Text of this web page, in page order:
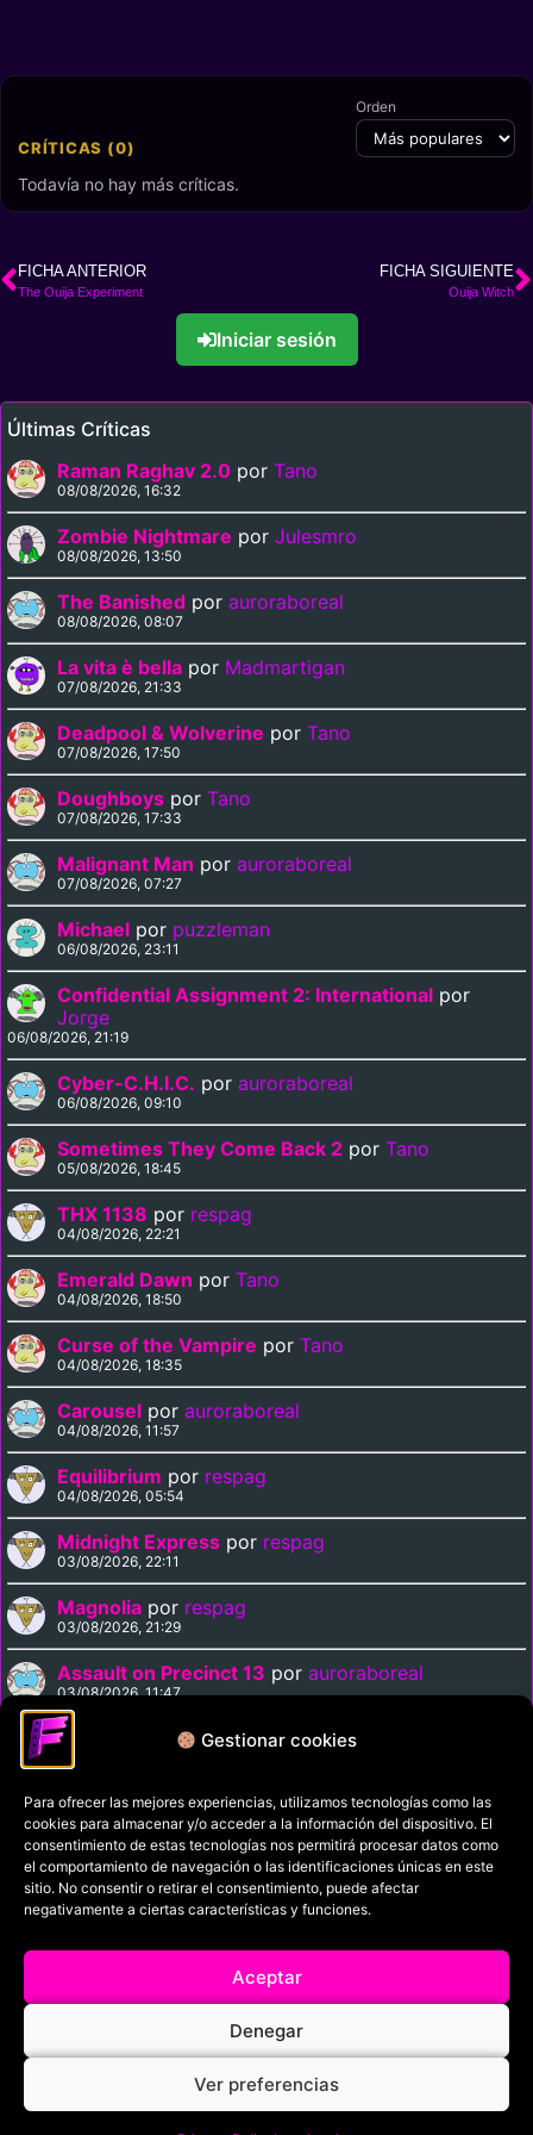
Gestionar cookies
Para ofrecer las mejores experiencias, utilizamos tecnologías como las
cookies para almacenar y/o acceder a la información del dispositivo. El
consentimiento de estas tecnologías nos permitirá procesar datos como
el comportamiento de navegación o las identificaciones únicas en este
sitio. No consentir o retirar el consentimiento, puede afectar
negativamente a ciertas características y funciones.
Aceptar
Denegar
Ver preferencias
CRÍTICAS (0)
Orden
Todavía no hay más críticas.
FICHA ANTERIOR
The Ouija Experiment
FICHA SIGUIENTE
Ouija Witch
Iniciar sesión
Últimas Críticas
Raman Raghav 2.0 por Tano
08/08/2026, 16:32
Zombie Nightmare por Julesmro
08/08/2026, 13:50
The Banished por auroraboreal
08/08/2026, 08:07
La vita è bella por Madmartigan
07/08/2026, 21:33
Deadpool & Wolverine por Tano
07/08/2026, 17:50
Doughboys por Tano
07/08/2026, 17:33
Malignant Man por auroraboreal
07/08/2026, 07:27
Michael por puzzleman
06/08/2026, 23:11
Confidential Assignment 2: International por
Jorge
06/08/2026, 21:19
Cyber-C.H.I.C. por auroraboreal
06/08/2026, 09:10
Sometimes They Come Back 2 por Tano
05/08/2026, 18:45
THX 1138 por respag
04/08/2026, 22:21
Emerald Dawn por Tano
04/08/2026, 18:50
Curse of the Vampire por Tano
04/08/2026, 18:35
Carousel por auroraboreal
04/08/2026, 11:57
Equilibrium por respag
04/08/2026, 05:54
Midnight Express por respag
03/08/2026, 22:11
Magnolia por respag
03/08/2026, 21:29
Assault on Precinct 13 por auroraboreal
03/08/2026, 11:47
Kaidan auroraboreal
Política de privacidad
Términos y condiciones
Política de cookies
Aviso Legal
Filmaniak (2026)
© All rights reserved
RRSS